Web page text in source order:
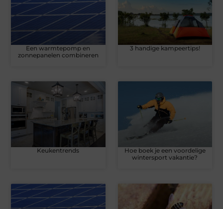
Een warmtepomp en
zonnepanelen combineren
3 handige kampeertips!
Keukentrends
Hoe boek je een voordelige
wintersport vakantie?